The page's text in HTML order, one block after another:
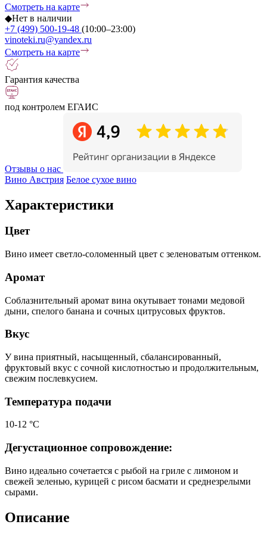
Смотреть на карте
◆Нет в наличии
+7 (499) 500-19-48 (10:00–23:00)
vinoteki.ru@yandex.ru
Смотреть на карте
Гарантия качества
под контролем ЕГАИС
Отзывы о нас
Вино Австрия Белое сухое вино
Характеристики
Цвет
Вино имеет светло-соломенный цвет с зеленоватым оттенком.
Аромат
Соблазнительный аромат вина окутывает тонами медовой
дыни, спелого банана и сочных цитрусовых фруктов.
Вкус
У вина приятный, насыщенный, сбалансированный,
фруктовый вкус с сочной кислотностью и продолжительным,
свежим послевкусием.
Температура подачи
10-12 °С
Дегустационное сопровождение:
Вино идеально сочетается с рыбой на гриле с лимоном и
свежей зеленью, курицей с рисом басмати и среднезрелыми
сырами.
Описание